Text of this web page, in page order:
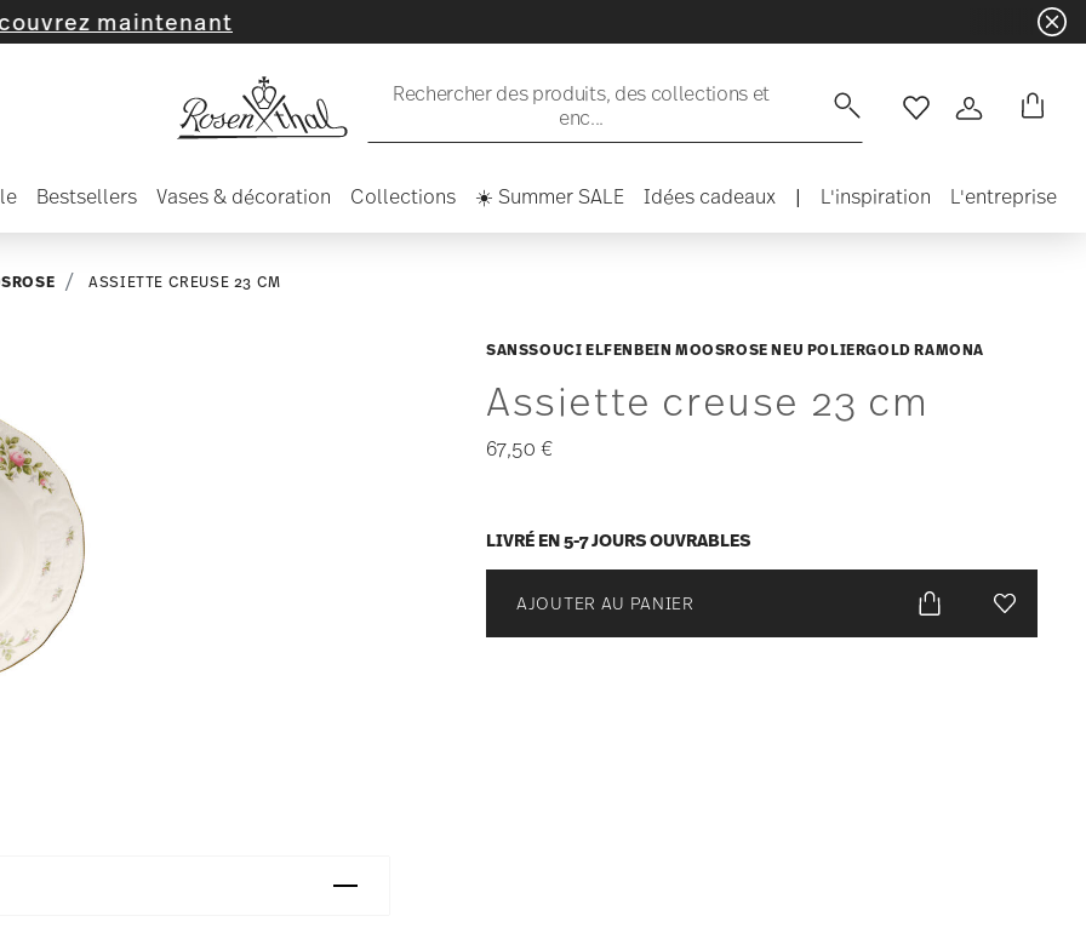
Rechercher des produits, des collections et
enc...
Liste de souhaits
Connexion
Bestsellers Vases & décoration Collections ☀️ Summer SALE Idées cadeaux | L'inspiration L'entreprise
SANSSOUCI ELFENBEIN MOOSROSE NEU POLIERGOLD RAMONA
Assiette creuse 23 cm
67,50 €
LIVRÉ EN 5-7 JOURS OUVRABLES
AJOUTER AU PANIER Liste de
ASSIETTE CREUSE 23 CM